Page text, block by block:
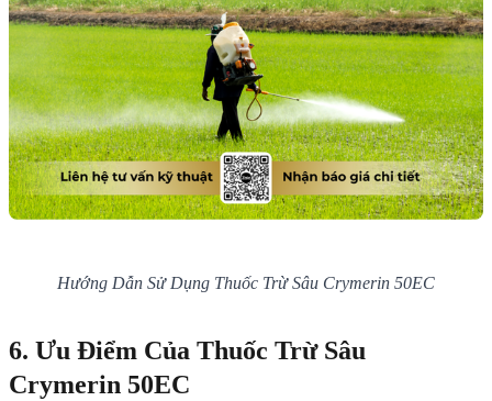
Hướng Dẫn Sử Dụng Thuốc Trừ Sâu Crymerin 50EC
6. Ưu Điểm Của Thuốc Trừ Sâu
Crymerin 50EC